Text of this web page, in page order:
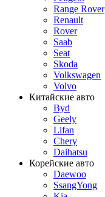
Range Rover
Renault
Rover
Saab
Seat
Skoda
Volkswagen
Volvo
Китайские авто
Byd
Geely
Lifan
Chery
Daihatsu
Корейские авто
Daewoo
SsangYong